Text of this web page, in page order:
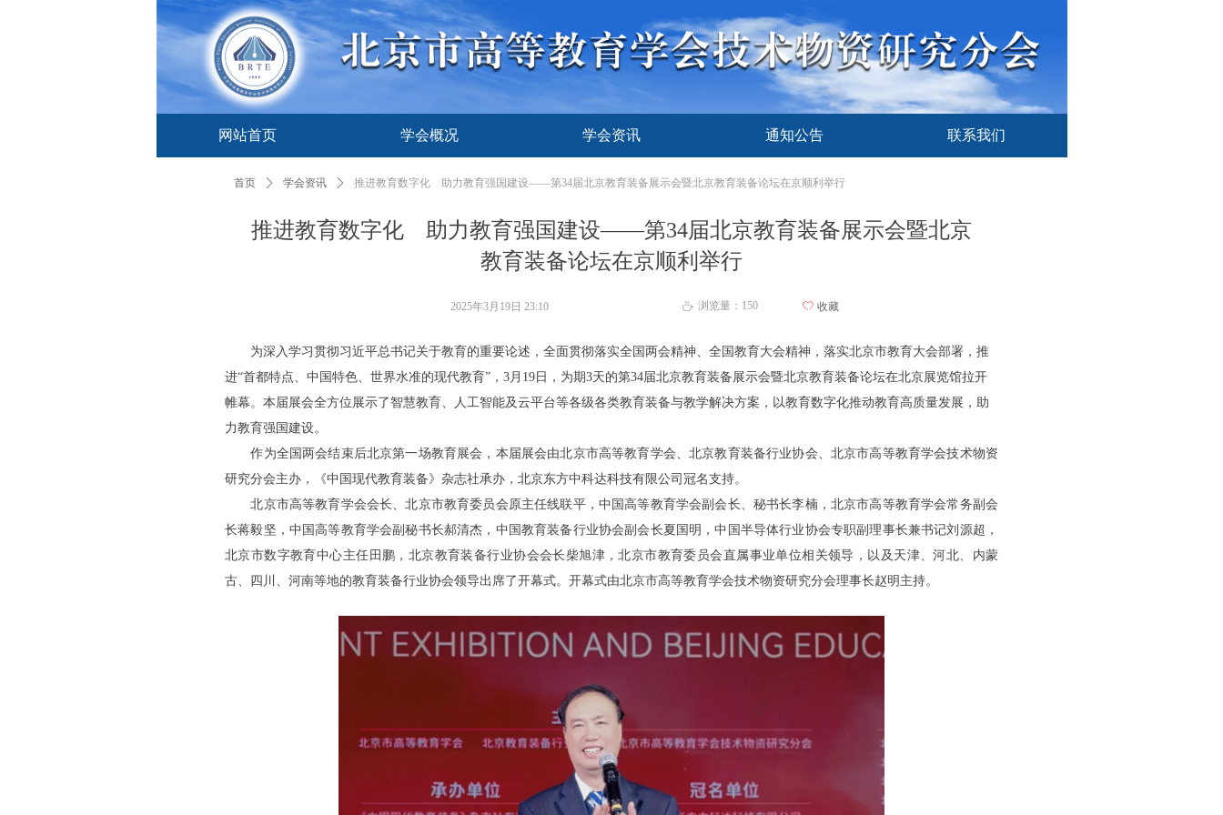
网站首页
网站首页
学会概况
学会概况
学会资讯
学会资讯
通知公告
通知公告
联系我们
推进教育数字化 助力教育强国建设——第34届北京教育装备展示会暨北京
教育装备论坛在京顺利举行
首页 ꄲ 学会资讯 ꄲ 推进教育数字化 助力教育强国建设——第34届北京教育装备展示会暨北京教育装备论坛在京顺利举行
为深入学习贯彻习近平总书记关于教育的重要论述，全面贯彻落实全国两会精神、全国教育大会精神，落实北京市教育大会部署，推
进“首都特点、中国特色、世界水准的现代教育”，3月19日，为期3天的第34届北京教育装备展示会暨北京教育装备论坛在北京展览馆拉开
帷幕。本届展会全方位展示了智慧教育、人工智能及云平台等各级各类教育装备与教学解决方案，以教育数字化推动教育高质量发展，助
力教育强国建设。
作为全国两会结束后北京第一场教育展会，本届展会由北京市高等教育学会、北京教育装备行业协会、北京市高等教育学会技术物资
研究分会主办，《中国现代教育装备》杂志社承办，北京东方中科达科技有限公司冠名支持。
北京市高等教育学会会长、北京市教育委员会原主任线联平，中国高等教育学会副会长、秘书长李楠，北京市高等教育学会常务副会
长蒋毅坚，中国高等教育学会副秘书长郝清杰，中国教育装备行业协会副会长夏国明，中国半导体行业协会专职副理事长兼书记刘源超，
北京市数字教育中心主任田鹏，北京教育装备行业协会会长柴旭津，北京市教育委员会直属事业单位相关领导，以及天津、河北、内蒙
古、四川、河南等地的教育装备行业协会领导出席了开幕式。开幕式由北京市高等教育学会技术物资研究分会理事长赵明主持。
2025年3月19日 23:10 ꄘ 浏览量： 150 ꄀ 收藏